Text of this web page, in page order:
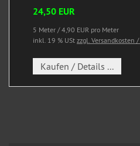
24,50 EUR
5 Meter / 4,90 EUR pro Meter
inkl. 19 % USt zzgl. Versandkosten /
Kaufen / Details ...